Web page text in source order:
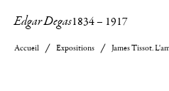
Edgar Degas1834– 1917
Accueil Expositions